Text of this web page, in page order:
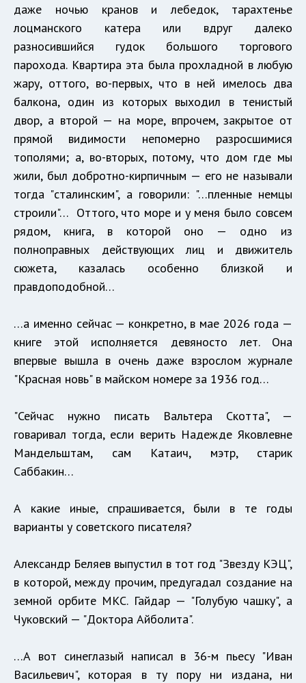
даже ночью кранов и лебедок, тарахтенье
лоцманского катера или вдруг далеко
разносившийся гудок большого торгового
парохода. Квартира эта была прохладной в любую
жару, оттого, во-первых, что в ней имелось два
балкона, один из которых выходил в тенистый
двор, а второй — на море, впрочем, закрытое от
прямой видимости непомерно разросшимися
тополями; а, во-вторых, потому, что дом где мы
жили, был добротно-кирпичным — его не называли
тогда "сталинским", а говорили: "…пленные немцы
строили"… Оттого, что море и у меня было совсем
рядом, книга, в которой оно — одно из
полноправных действующих лиц и движитель
сюжета, казалась особенно близкой и
правдоподобной…
…а именно сейчас — конкретно, в мае 2026 года —
книге этой исполняется девяносто лет. Она
впервые вышла в очень даже взрослом журнале
"Красная новь" в майском номере за 1936 год…
"Сейчас нужно писать Вальтера Скотта", —
говаривал тогда, если верить Надежде Яковлевне
Мандельштам, сам Катаич, мэтр, старик
Саббакин…
А какие иные, спрашивается, были в те годы
варианты у советского писателя?
Александр Беляев выпустил в тот год "Звезду КЭЦ",
в которой, между прочим, предугадал создание на
земной орбите МКС. Гайдар — "Голубую чашку", а
Чуковский — "Доктора Айболита".
…А вот синеглазый написал в 36-м пьесу "Иван
Васильевич", которая в ту пору ни издана, ни